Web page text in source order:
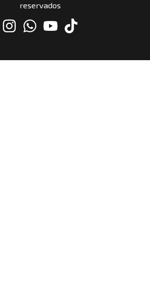
reservados